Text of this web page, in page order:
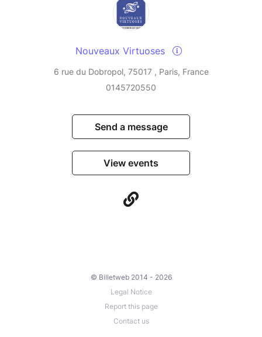
Nouveaux Virtuoses
6 rue du Dobropol, 75017 , Paris, France
0145720550
Send a message
View events
© Billetweb 2014 - 2026
Legal Notice
Report this page
Contact us